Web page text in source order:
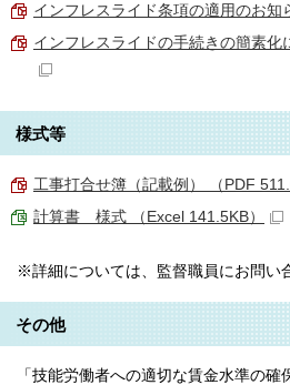
インフレスライド条項の適用のお知
インフレスライドの手続きの簡素化
様式等
工事打合せ簿（記載例） （PDF
計算書 様式 （Excel 141.5KB）
※詳細については、監督職員にお問い
その他
「技能労働者への適切な賃金水準の